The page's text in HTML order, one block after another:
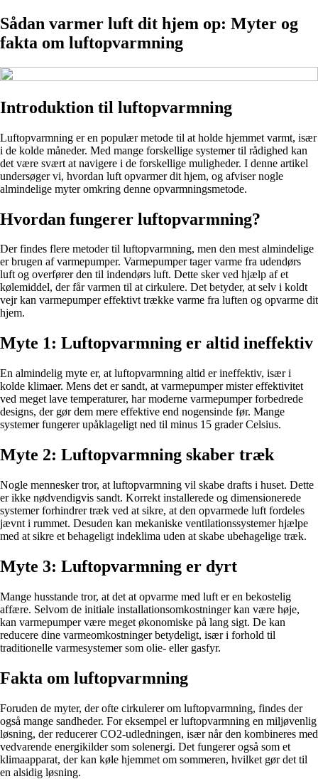
Sådan varmer luft dit hjem op: Myter og
fakta om luftopvarmning
Introduktion til luftopvarmning
Luftopvarmning er en populær metode til at holde hjemmet varmt, især
i de kolde måneder. Med mange forskellige systemer til rådighed kan
det være svært at navigere i de forskellige muligheder. I denne artikel
undersøger vi, hvordan luft opvarmer dit hjem, og afviser nogle
almindelige myter omkring denne opvarmningsmetode.
Hvordan fungerer luftopvarmning?
Der findes flere metoder til luftopvarmning, men den mest almindelige
er brugen af varmepumper. Varmepumper tager varme fra udendørs
luft og overfører den til indendørs luft. Dette sker ved hjælp af et
kølemiddel, der får varmen til at cirkulere. Det betyder, at selv i koldt
vejr kan varmepumper effektivt trække varme fra luften og opvarme dit
hjem.
Myte 1: Luftopvarmning er altid ineffektiv
En almindelig myte er, at luftopvarmning altid er ineffektiv, især i
kolde klimaer. Mens det er sandt, at varmepumper mister effektivitet
ved meget lave temperaturer, har moderne varmepumper forbedrede
designs, der gør dem mere effektive end nogensinde før. Mange
systemer fungerer upåklageligt ned til minus 15 grader Celsius.
Myte 2: Luftopvarmning skaber træk
Nogle mennesker tror, at luftopvarmning vil skabe drafts i huset. Dette
er ikke nødvendigvis sandt. Korrekt installerede og dimensionerede
systemer forhindrer træk ved at sikre, at den opvarmede luft fordeles
jævnt i rummet. Desuden kan mekaniske ventilationssystemer hjælpe
med at sikre et behageligt indeklima uden at skabe ubehagelige træk.
Myte 3: Luftopvarmning er dyrt
Mange husstande tror, at det at opvarme med luft er en bekostelig
affære. Selvom de initiale installationsomkostninger kan være høje,
kan varmepumper være meget økonomiske på lang sigt. De kan
reducere dine varmeomkostninger betydeligt, især i forhold til
traditionelle varmesystemer som olie- eller gasfyr.
Fakta om luftopvarmning
Foruden de myter, der ofte cirkulerer om luftopvarmning, findes der
også mange sandheder. For eksempel er luftopvarmning en miljøvenlig
løsning, der reducerer CO2-udledningen, især når den kombineres med
vedvarende energikilder som solenergi. Det fungerer også som et
klimaapparat, der kan køle hjemmet om sommeren, hvilket gør det til
en alsidig løsning.